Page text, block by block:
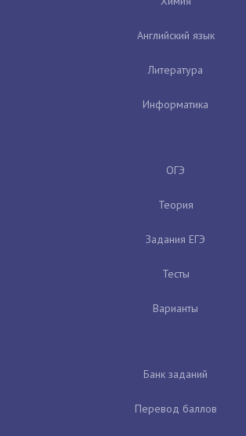
Английский язык
Литература
Информатика
ОГЭ
Теория
Задания ЕГЭ
Тесты
Варианты
Банк заданий
Перевод баллов